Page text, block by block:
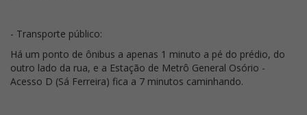
- Transporte público:
Há um ponto de ônibus a apenas 1 minuto a pé do prédio, do
outro lado da rua, e a Estação de Metrô General Osório -
Acesso D (Sá Ferreira) fica a 7 minutos caminhando.